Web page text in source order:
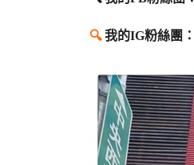
🔍我的IG粉絲團：